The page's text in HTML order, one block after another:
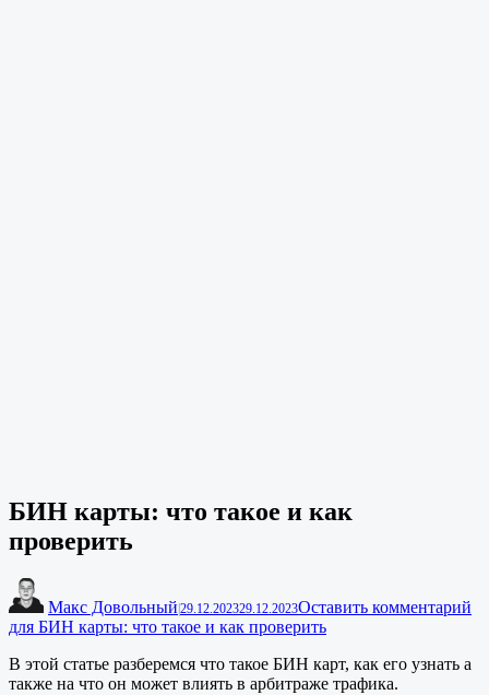
БИН карты: что такое и как
проверить
Макс Довольный 29.12.202329.12.2023Оставить комментарий
для БИН карты: что такое и как проверить
В этой статье разберемся что такое БИН карт, как его узнать а
также на что он может влиять в арбитраже трафика.